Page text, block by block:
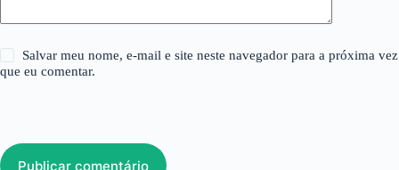
Salvar meu nome, e-mail e site neste navegador para a próxima vez
que eu comentar.
Publicar comentário